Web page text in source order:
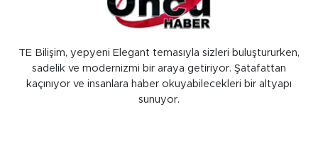
TE Bilişim, yepyeni Elegant temasıyla sizleri buluştururken,
sadelik ve modernizmi bir araya getiriyor. Şatafattan
kaçınıyor ve insanlara haber okuyabilecekleri bir altyapı
sunuyor.